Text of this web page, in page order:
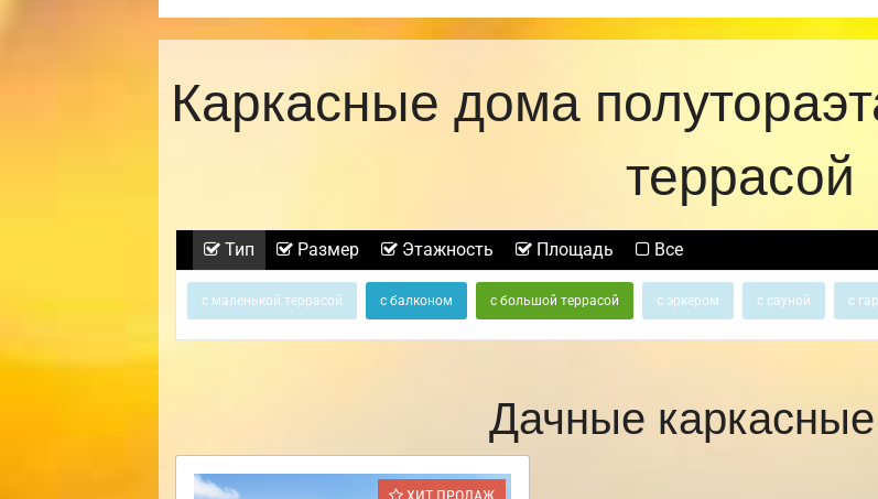
Каркасные дома
террасой
Тип Размер Этажность Площадь Все
с маленькой террасой с балконом с большой террасой с эркером с сауной с
Дачные